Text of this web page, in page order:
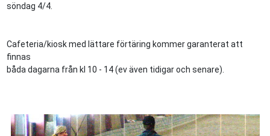
söndag 4/4.
Cafeteria/kiosk med lättare förtäring kommer garanterat att
finnas
båda dagarna från kl 10 - 14 (ev även tidigar och senare).